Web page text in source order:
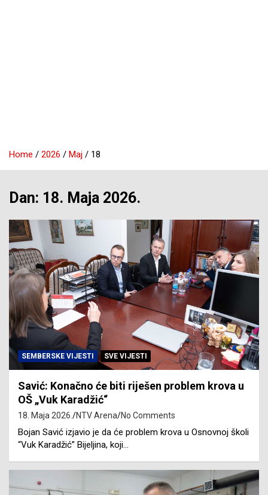
Home 2026 Maj 18
Dan: 18. Maja 2026.
SEMBERSKE VIJESTI SVE VIJESTI
Savić: Konačno će biti riješen problem krova u
OŠ „Vuk Karadžić“
18. Maja 2026. NTV Arena No Comments
Bojan Savić izjavio je da će problem krova u Osnovnoj školi
“Vuk Karadžić” Bijeljina, koji…